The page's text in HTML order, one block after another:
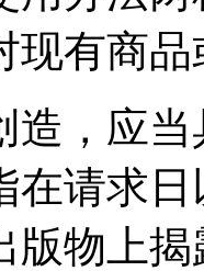
现有商
造，应
在请求
版物上